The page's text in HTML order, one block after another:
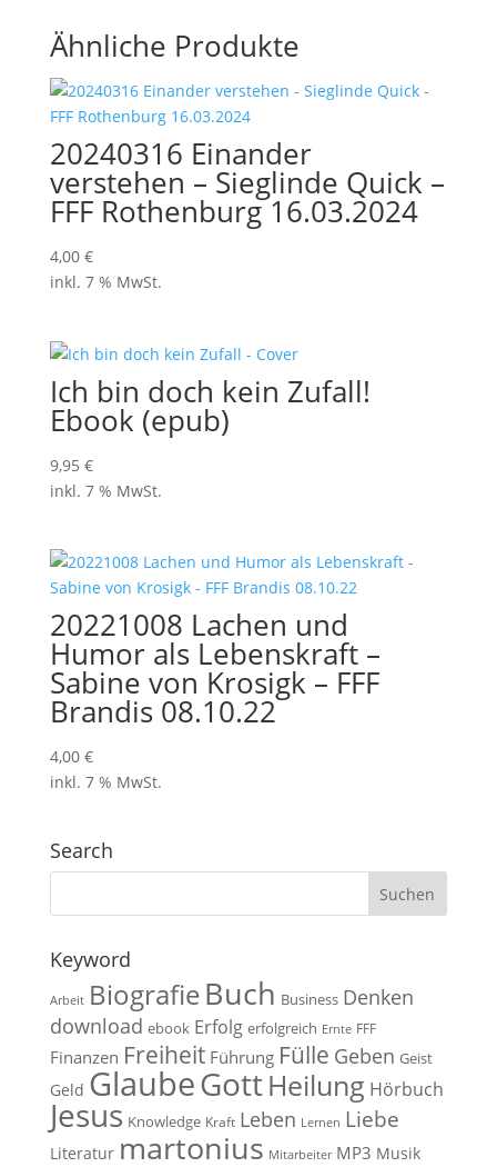
Ähnliche Produkte
20240316 Einander
verstehen – Sieglinde Quick –
FFF Rothenburg 16.03.2024
4,00 €
inkl. 7 % MwSt.
Ich bin doch kein Zufall!
Ebook (epub)
9,95 €
inkl. 7 % MwSt.
20221008 Lachen und
Humor als Lebenskraft –
Sabine von Krosigk – FFF
Brandis 08.10.22
4,00 €
inkl. 7 % MwSt.
Search
Keyword
Arbeit BiografieBuch Business Denken
download ebook Erfolg erfolgreich Ernte FFF
Finanzen Freiheit Führung Fülle Geben Geist
Geld GlaubeGottHeilung Hörbuch
Jesus Knowledge Kraft Leben Lernen Liebe
Literatur martonius Mitarbeiter MP3 Musik